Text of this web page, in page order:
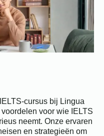
cursus bij Lingua
voor wie IELTS
neemt. Onze ervaren
en strategieën om